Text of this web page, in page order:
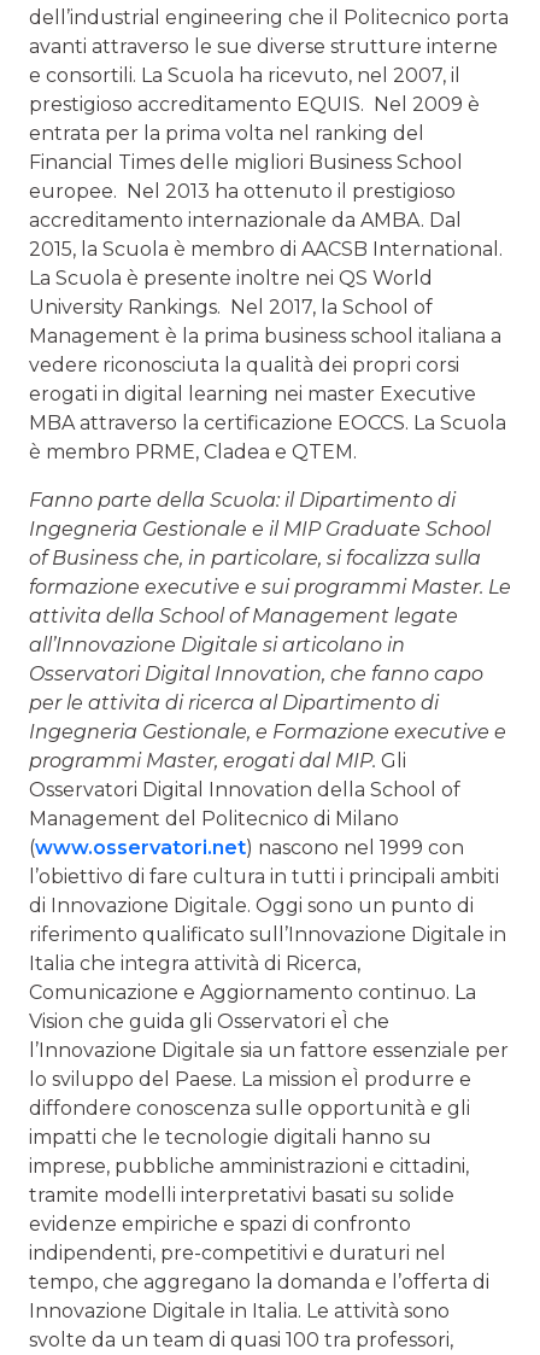
dell’industrial engineering che il Politecnico porta
avanti attraverso le sue diverse strutture interne
e consortili. La Scuola ha ricevuto, nel 2007, il
prestigioso accreditamento EQUIS. Nel 2009 è
entrata per la prima volta nel ranking del
Financial Times delle migliori Business School
europee. Nel 2013 ha ottenuto il prestigioso
accreditamento internazionale da AMBA. Dal
2015, la Scuola è membro di AACSB International.
La Scuola è presente inoltre nei QS World
University Rankings. Nel 2017, la School of
Management è la prima business school italiana a
vedere riconosciuta la qualità dei propri corsi
erogati in digital learning nei master Executive
MBA attraverso la certificazione EOCCS. La Scuola
è membro PRME, Cladea e QTEM.
Fanno parte della Scuola: il Dipartimento di
Ingegneria Gestionale e il MIP Graduate School
of Business che, in particolare, si focalizza sulla
formazione executive e sui programmi Master. Le
attivita della School of Management legate
all’Innovazione Digitale si articolano in
Osservatori Digital Innovation, che fanno capo
per le attivita di ricerca al Dipartimento di
Ingegneria Gestionale, e Formazione executive e
programmi Master, erogati dal MIP. Gli
Osservatori Digital Innovation della School of
Management del Politecnico di Milano
(www.osservatori.net) nascono nel 1999 con
l’obiettivo di fare cultura in tutti i principali ambiti
di Innovazione Digitale. Oggi sono un punto di
riferimento qualificato sull’Innovazione Digitale in
Italia che integra attività di Ricerca,
Comunicazione e Aggiornamento continuo. La
Vision che guida gli Osservatori eÌ che
l’Innovazione Digitale sia un fattore essenziale per
lo sviluppo del Paese. La mission eÌ produrre e
diffondere conoscenza sulle opportunità e gli
impatti che le tecnologie digitali hanno su
imprese, pubbliche amministrazioni e cittadini,
tramite modelli interpretativi basati su solide
evidenze empiriche e spazi di confronto
indipendenti, pre-competitivi e duraturi nel
tempo, che aggregano la domanda e l’offerta di
Innovazione Digitale in Italia. Le attività sono
svolte da un team di quasi 100 tra professori,